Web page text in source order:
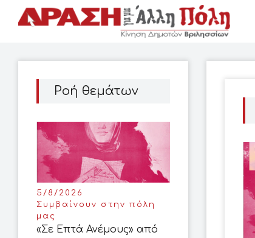
Ροή θεμάτων
5/8/2026
Συμβαίνουν στην πόλη
μας
«Σε Επτά Ανέμους» από